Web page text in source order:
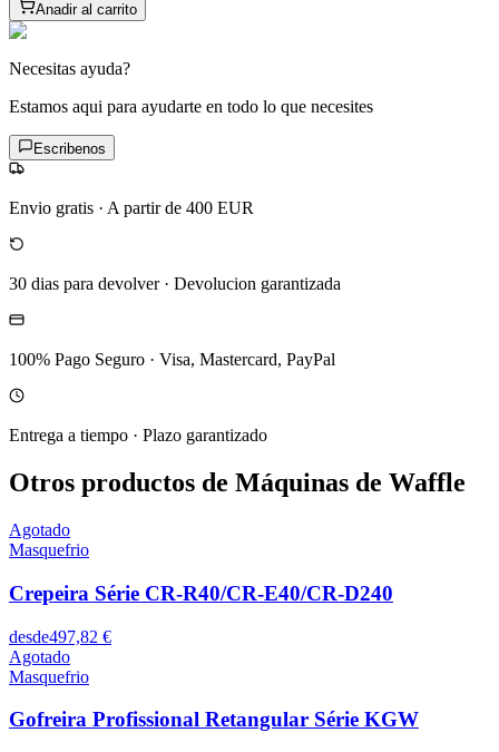
Anadir al carrito
Necesitas ayuda?
Estamos aqui para ayudarte en todo lo que necesites
Escribenos
Envio gratis · A partir de 400 EUR
30 dias para devolver· Devolucion garantizada
100% Pago Seguro · Visa, Mastercard, PayPal
Entrega a tiempo · Plazo garantizado
Otros productos de Máquinas de Waffle
Agotado
Masquefrio
Crepeira Série CR-R40/CR-E40/CR-D240
desde497,82 €
Agotado
Masquefrio
Gofreira Profissional Retangular Série KGW